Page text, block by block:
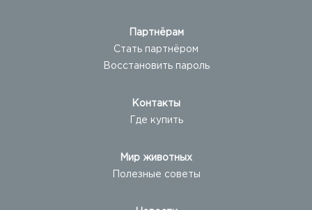
Партнёрам
Стать партнёром
Восстановить пароль
Контакты
Где купить
Мир животных
Полезные советы